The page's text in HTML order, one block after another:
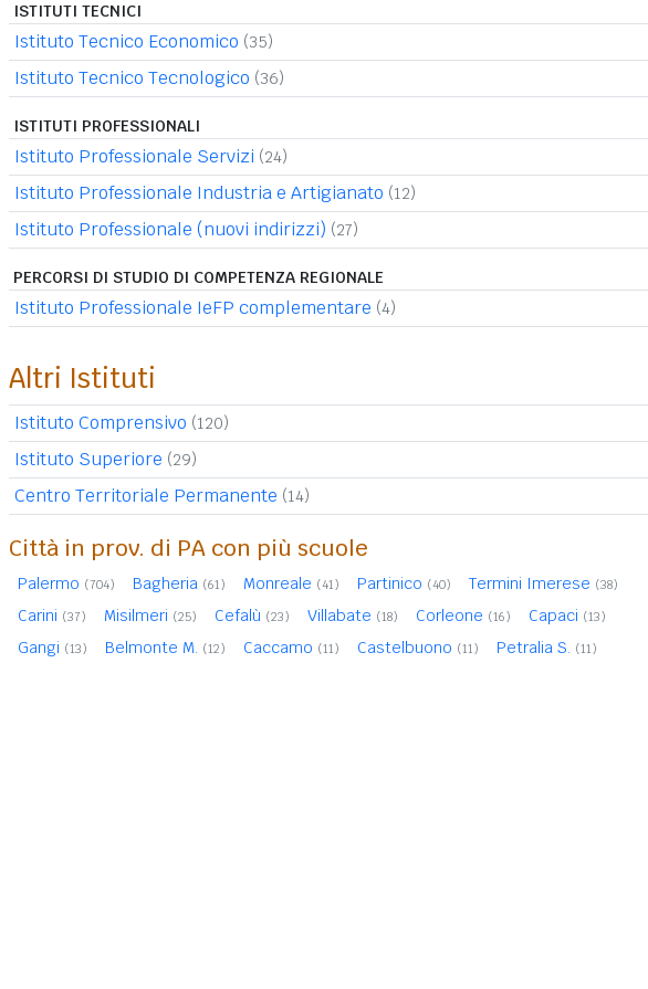
ISTITUTI TECNICI
Istituto Tecnico Economico (35)
Istituto Tecnico Tecnologico (36)
ISTITUTI PROFESSIONALI
Istituto Professionale Servizi (24)
Istituto Professionale Industria e Artigianato (12)
Istituto Professionale (nuovi indirizzi) (27)
PERCORSI DI STUDIO DI COMPETENZA REGIONALE
Istituto Professionale IeFP complementare (4)
Altri Istituti
Istituto Comprensivo (120)
Istituto Superiore (29)
Centro Territoriale Permanente (14)
Città in prov. di PA con più scuole
Palermo (704) Bagheria (61) Monreale (41) Partinico (40) Termini Imerese (38)
Carini (37) Misilmeri (25) Cefalù (23) Villabate (18) Corleone (16) Capaci (13)
Gangi (13) Belmonte M. (12) Caccamo (11) Castelbuono (11) Petralia S. (11)